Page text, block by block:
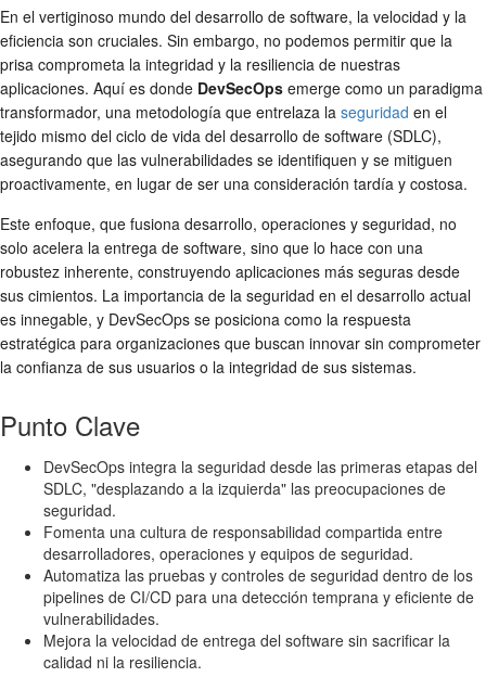
En el vertiginoso mundo del desarrollo de software, la velocidad y la
eficiencia son cruciales. Sin embargo, no podemos permitir que la
prisa comprometa la integridad y la resiliencia de nuestras
aplicaciones. Aquí es donde DevSecOps emerge como un paradigma
transformador, una metodología que entrelaza la seguridad en el
tejido mismo del ciclo de vida del desarrollo de software (SDLC),
asegurando que las vulnerabilidades se identifiquen y se mitiguen
proactivamente, en lugar de ser una consideración tardía y costosa.
Este enfoque, que fusiona desarrollo, operaciones y seguridad, no
solo acelera la entrega de software, sino que lo hace con una
robustez inherente, construyendo aplicaciones más seguras desde
sus cimientos. La importancia de la seguridad en el desarrollo actual
es innegable, y DevSecOps se posiciona como la respuesta
estratégica para organizaciones que buscan innovar sin comprometer
la confianza de sus usuarios o la integridad de sus sistemas.
Punto Clave
DevSecOps integra la seguridad desde las primeras etapas del
SDLC, "desplazando a la izquierda" las preocupaciones de
seguridad.
Fomenta una cultura de responsabilidad compartida entre
desarrolladores, operaciones y equipos de seguridad.
Automatiza las pruebas y controles de seguridad dentro de los
pipelines de CI/CD para una detección temprana y eficiente de
vulnerabilidades.
Mejora la velocidad de entrega del software sin sacrificar la
calidad ni la resiliencia.